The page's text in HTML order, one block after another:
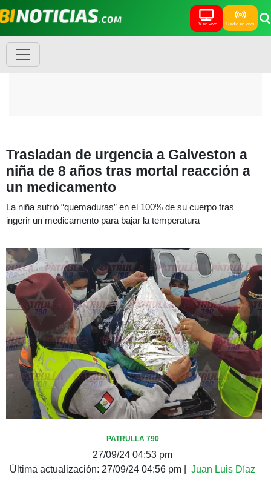
TV en vivo Radio en vivo
Trasladan de urgencia a Galveston a
niña de 8 años tras mortal reacción a
un medicamento
La niña sufrió “quemaduras” en el 100% de su cuerpo tras
ingerir un medicamento para bajar la temperatura
PATRULLA 790
27/09/24 04:53 pm
Última actualización: 27/09/24 04:56 pm Juan Luis Díaz